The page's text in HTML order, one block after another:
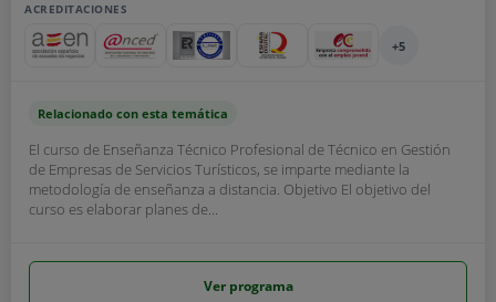
ACREDITACIONES
+5
Relacionado con esta temática
El curso de Enseñanza Técnico Profesional de Técnico en Gestión
de Empresas de Servicios Turísticos, se imparte mediante la
metodología de enseñanza a distancia. Objetivo El objetivo del
curso es elaborar planes de...
Ver programa